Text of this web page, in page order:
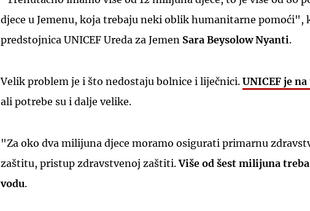
djece u Jemenu, koja trebaju neki oblik humanitarne pomoći",
predstojnica UNICEF Ureda za Jemen Sara Beysolow Nyanti.
Velik problem je i što nedostaju bolnice i liječnici. UNICEF je
ali potrebe su i dalje velike.
"Za oko dva milijuna djece moramo osigurati primarnu
zaštitu, pristup zdravstvenoj zaštiti.Više od šest milijuna
vodu.